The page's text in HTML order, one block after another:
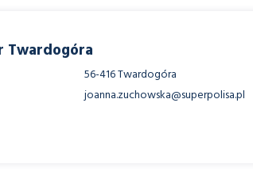
Twardogóra
56-416 Twardogóra
joanna.zuchowska@superpolisa.pl